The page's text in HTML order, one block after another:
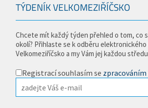
TÝDENÍK VELKOMEZIŘÍČSKO
Chcete mít každý týden přehled o tom, co
okolí? Přihlaste se k odběru
Velkomeziříčsko a my Vám jej každou
Registrací souhlasím se